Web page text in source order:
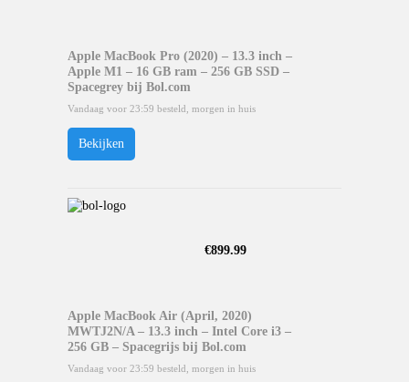
Apple MacBook Pro (2020) – 13.3 inch –
Apple M1 – 16 GB ram – 256 GB SSD –
Spacegrey bij Bol.com
Vandaag voor 23:59 besteld, morgen in huis
Bekijken
€899.99
Apple MacBook Air (April, 2020)
MWTJ2N/A – 13.3 inch – Intel Core i3 –
256 GB – Spacegrijs bij Bol.com
Vandaag voor 23:59 besteld, morgen in huis